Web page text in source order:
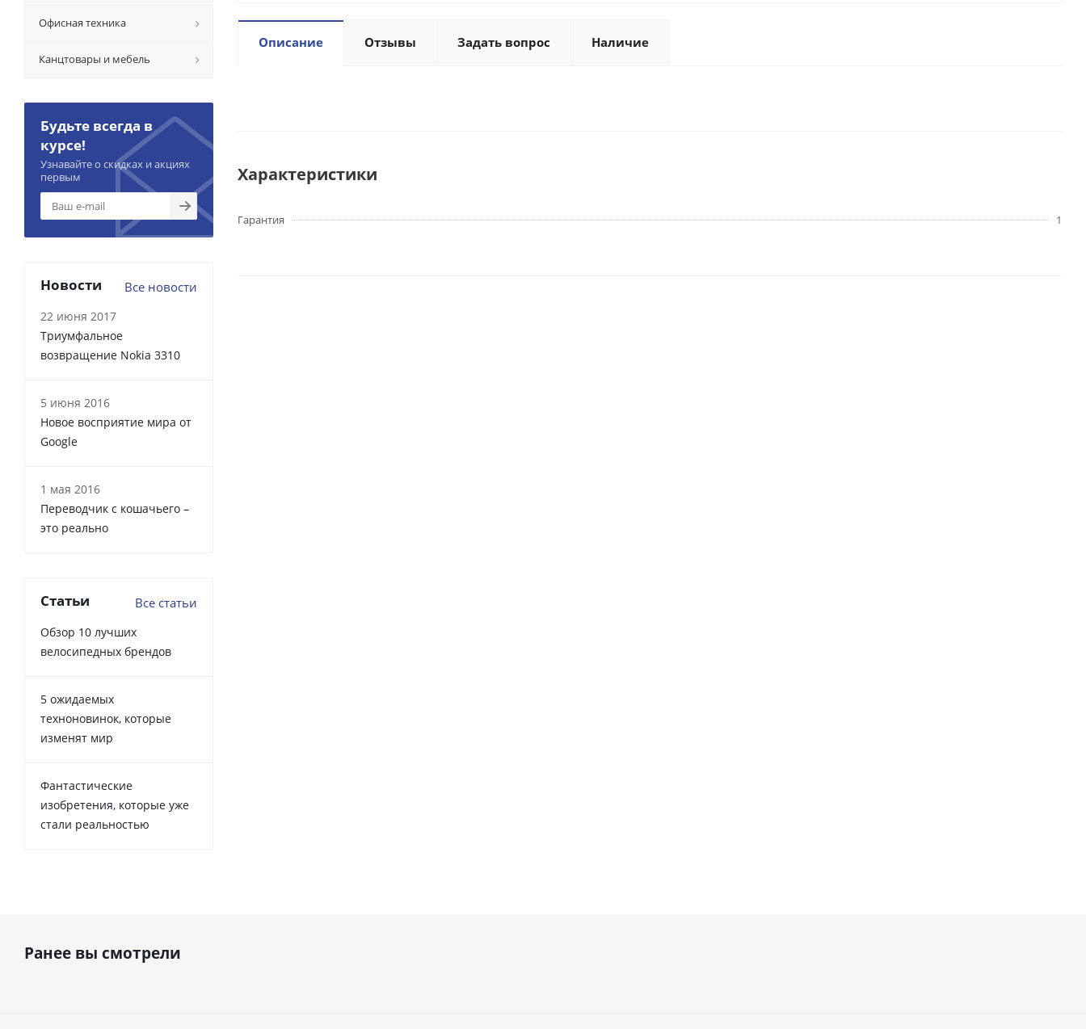
Описание Отзывы Задать вопрос Наличие
Характеристики
Гарантия 1
Офисная техника
Канцтовары и мебель
Будьте всегда в
курсе!
Узнавайте о скидках и акциях
первым
Новости Все новости
22 июня 2017
Триумфальное
возвращение Nokia 3310
5 июня 2016
Новое восприятие мира от
Google
1 мая 2016
Переводчик с кошачьего –
это реально
Статьи Все статьи
Обзор 10 лучших
велосипедных брендов
5 ожидаемых
техноновинок, которые
изменят мир
Фантастические
изобретения, которые уже
стали реальностью
Ранее вы смотрели